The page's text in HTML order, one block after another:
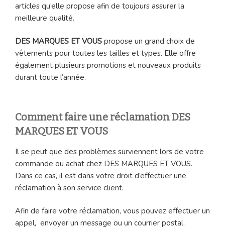
articles qu’elle propose afin de toujours assurer la
meilleure qualité.
DES MARQUES ET VOUS propose un grand choix de
vêtements pour toutes les tailles et types. Elle offre
également plusieurs promotions et nouveaux produits
durant toute l’année.
Comment faire une réclamation DES
MARQUES ET VOUS
Il se peut que des problèmes surviennent lors de votre
commande ou achat chez DES MARQUES ET VOUS.
Dans ce cas, il est dans votre droit d’effectuer une
réclamation à son service client.
Afin de faire votre réclamation, vous pouvez effectuer un
appel, envoyer un message ou un courrier postal.